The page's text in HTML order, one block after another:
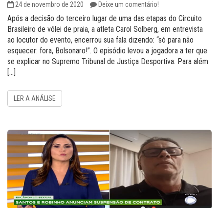
24 de novembro de 2020 Deixe um comentário!
Após a decisão do terceiro lugar de uma das etapas do Circuito
Brasileiro de vôlei de praia, a atleta Carol Solberg, em entrevista
ao locutor do evento, encerrou sua fala dizendo: “só para não
esquecer: fora, Bolsonaro!”. O episódio levou a jogadora a ter que
se explicar no Supremo Tribunal de Justiça Desportiva. Para além
[…]
LER A ANÁLISE